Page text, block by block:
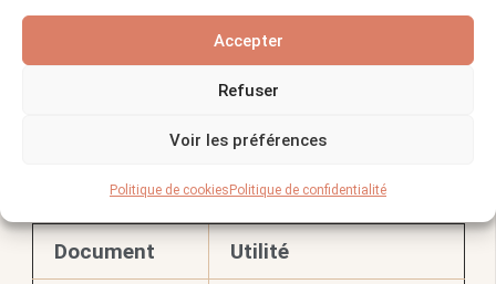
Accepter
Refuser
Voir les préférences
Politique de cookies Politique de confidentialité
des autorités locales pour connaître les
démarches spécifiques à votre région. Les
Vous pourriez aimer :
une cuisine en béton ciré ?
Document Utilité